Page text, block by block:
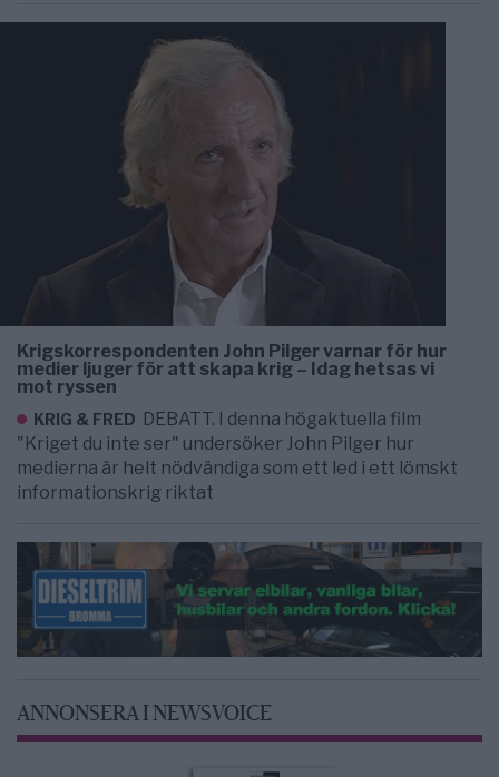
Krigskorrespondenten John Pilger varnar för hur
medier ljuger för att skapa krig – Idag hetsas vi
mot ryssen
KRIG & FRED DEBATT. I denna högaktuella film
"Kriget du inte ser" undersöker John Pilger hur
medierna är helt nödvändiga som ett led i ett lömskt
informationskrig riktat
ANNONSERA I NEWSVOICE